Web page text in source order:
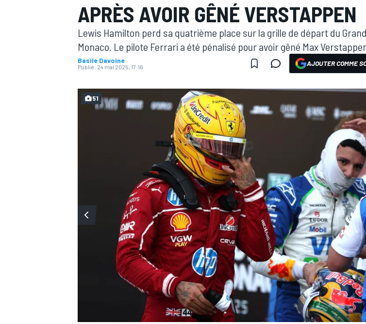
APRÈS AVOIR GÊNÉ VERSTAPPEN
Lewis Hamilton perd sa quatrième place sur la grille de départ du
Monaco. Le pilote Ferrari a été pénalisé pour avoir gêné Max Verstappen
Basile Davoine
Publié: 24 mai 2025, 17:16 AJOUTER COMME
51